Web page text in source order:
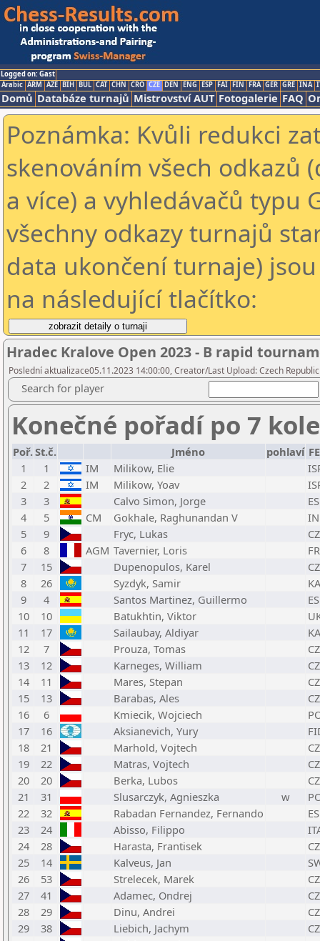
Logged on: Gast
Arabic ARM AZE BIH BUL CAT CHN CRO CZE DEN ENG ESP FAI FIN FRA GER GRE INA
Domů Databáze turnajů Mistrovství AUT Fotogalerie FAQ
Poznámka: Kvůli redukci
skenováním všech odkazů
a více) a vyhledávačů typu
všechny odkazy turnajů
data ukončení turnaje)
na následující tlačítko:
Hradec Kralove Open 2023 - B rapid
Poslední aktualizace05.11.2023 14:00:00, Creator/Last Upload: Czech
Search for player
Konečné pořadí po 7
Poř.St.č. Jméno pohlaví
1
1 IM Milikow, Elie
2
2 IM Milikow, Yoav
3
3 Calvo Simon, Jorge
4
5 CM Gokhale, Raghunandan V
5
9 Fryc, Lukas
6
8 AGM Tavernier, Loris
7
15 Dupenopulos, Karel
8
26 Syzdyk, Samir
9
4 Santos Martinez, Guillermo
10
10 Batukhtin, Viktor
11
17 Sailaubay, Aldiyar
12
7 Prouza, Tomas
13
12 Karneges, William
14
11 Mares, Stepan
15
13 Barabas, Ales
16
6 Kmiecik, Wojciech
17
16 Aksianevich, Yury
18
21 Marhold, Vojtech
19
22 Matras, Vojtech
20
20 Berka, Lubos
21
31 Slusarczyk, Agnieszka w
22
32 Rabadan Fernandez, Fernando
23
24 Abisso, Filippo
24
28 Harasta, Frantisek
25
14 Kalveus, Jan
26
53 Strelecek, Marek
27
41 Adamec, Ondrej
28
29 Dinu, Andrei
29
38 Liebich, Jachym